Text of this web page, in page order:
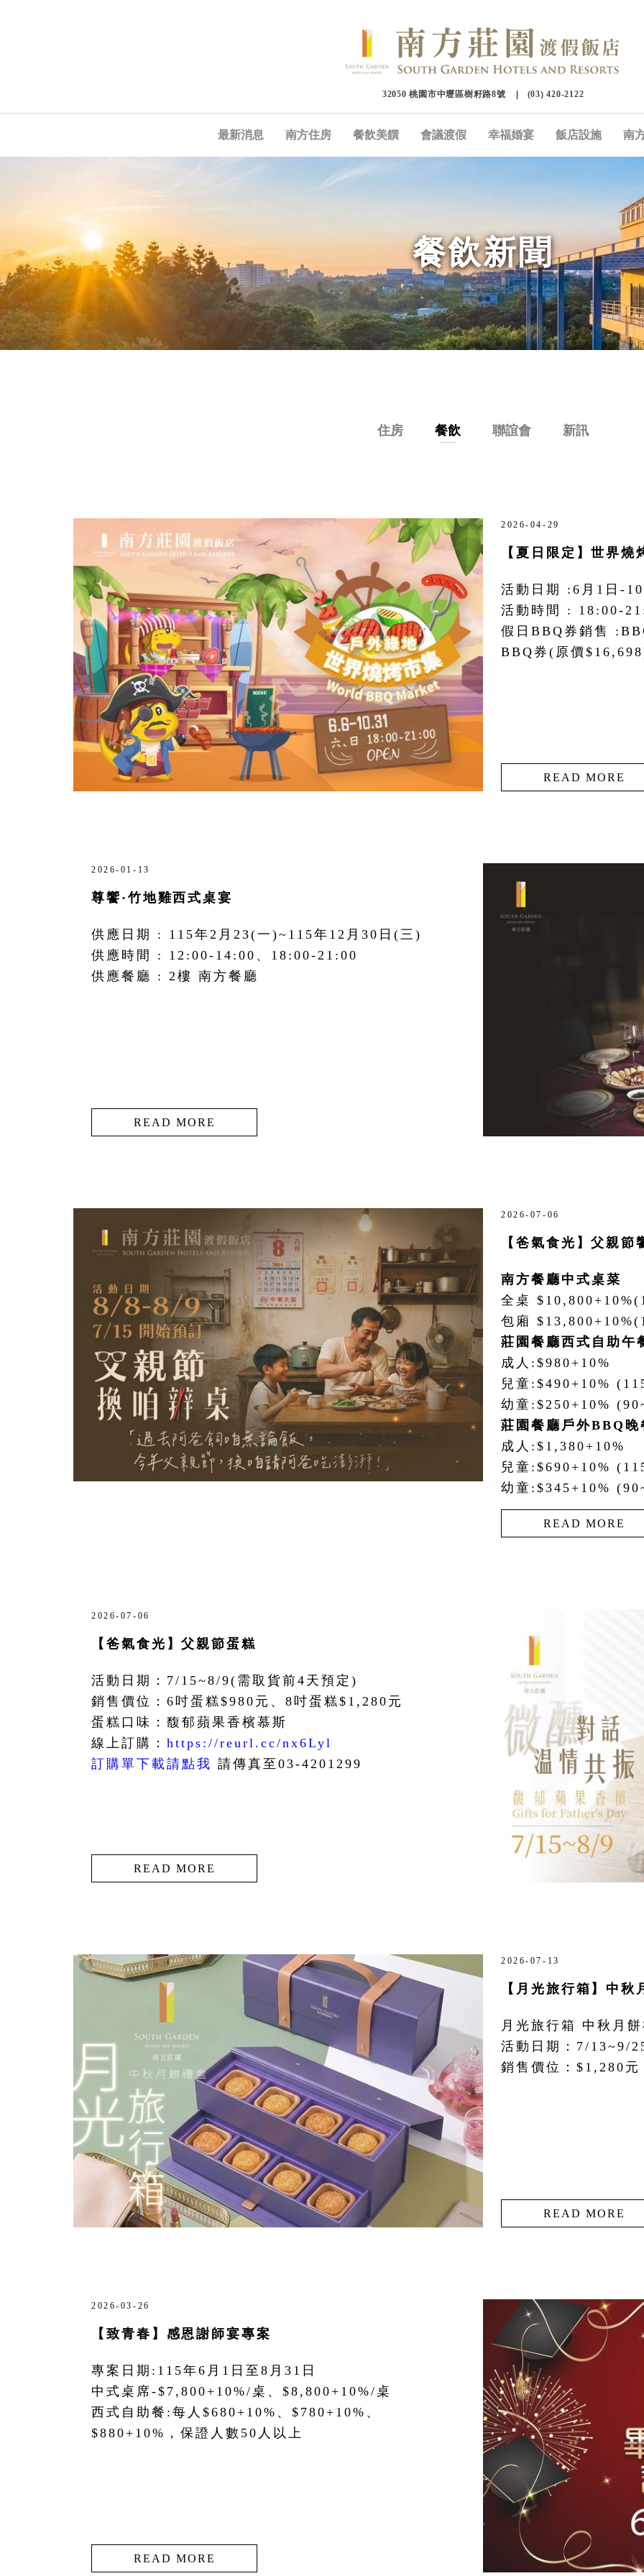
32050 桃園市中壢區樹籽路8號 (03) 420-2122
最新消息 南方住房 餐飲美饌 會議渡假 幸福婚宴 飯店設施 南
餐飲新聞
住房 餐飲 聯誼會 新訊
2026-04-29
【夏日限定】世界
活動日期 :6月1日-
活動時間 : 18:00-
假日BBQ券銷售
BBQ券(原價
READ MORE
2026-01-13
尊饗·竹地雞西式桌宴
供應日期 : 115年2月23(一)~115年12月30日(三)
供應時間 : 12:00-14:00、18:00-21:00
供應餐廳 : 2樓 南方餐廳
READ MORE
2026-07-06
【爸氣食光】父親節
南方餐廳中式桌菜
全桌
包廂
莊園餐廳西式自助午
成人:$980+10%
兒童:$490+10%
幼童:$250+10%
莊園餐廳戶外BBQ晚
成人:$1,380+10%
兒童:$690+10%
幼童:$345+10%
READ MORE
2026-07-06
【爸氣食光】父親節蛋糕
活動日期：7/15~8/9(需取貨前4天預定)
銷售價位：6吋蛋糕$980元、8吋蛋糕$1,280元
蛋糕口味：馥郁蘋果香檳慕斯
線上訂購： https://reurl.cc/nx6Lyl
訂購單下載請點我 請傳真至03-4201299
READ MORE
2026-07-13
【月光旅行箱】中秋
月光旅行箱 中秋月
活動日期：7/13~9/
銷售價位：$1,280
READ MORE
2026-03-26
【致青春】感恩謝師宴專案
專案日期:115年6月1日至8月31日
中式桌席-$7,800+10%/桌、$8,800+10%/桌
西式自助餐:每人$680+10%、$780+10%、
$880+10%，保證人數50人以上
READ MORE